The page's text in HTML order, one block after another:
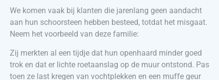
We komen vaak bij klanten die jarenlang geen aandacht
aan hun schoorsteen hebben besteed, totdat het misgaat.
Neem het voorbeeld van deze familie:
Zij merkten al een tijdje dat hun openhaard minder goed
trok en dat er lichte roetaanslag op de muur ontstond. Pas
toen ze last kregen van vochtplekken en een muffe geur